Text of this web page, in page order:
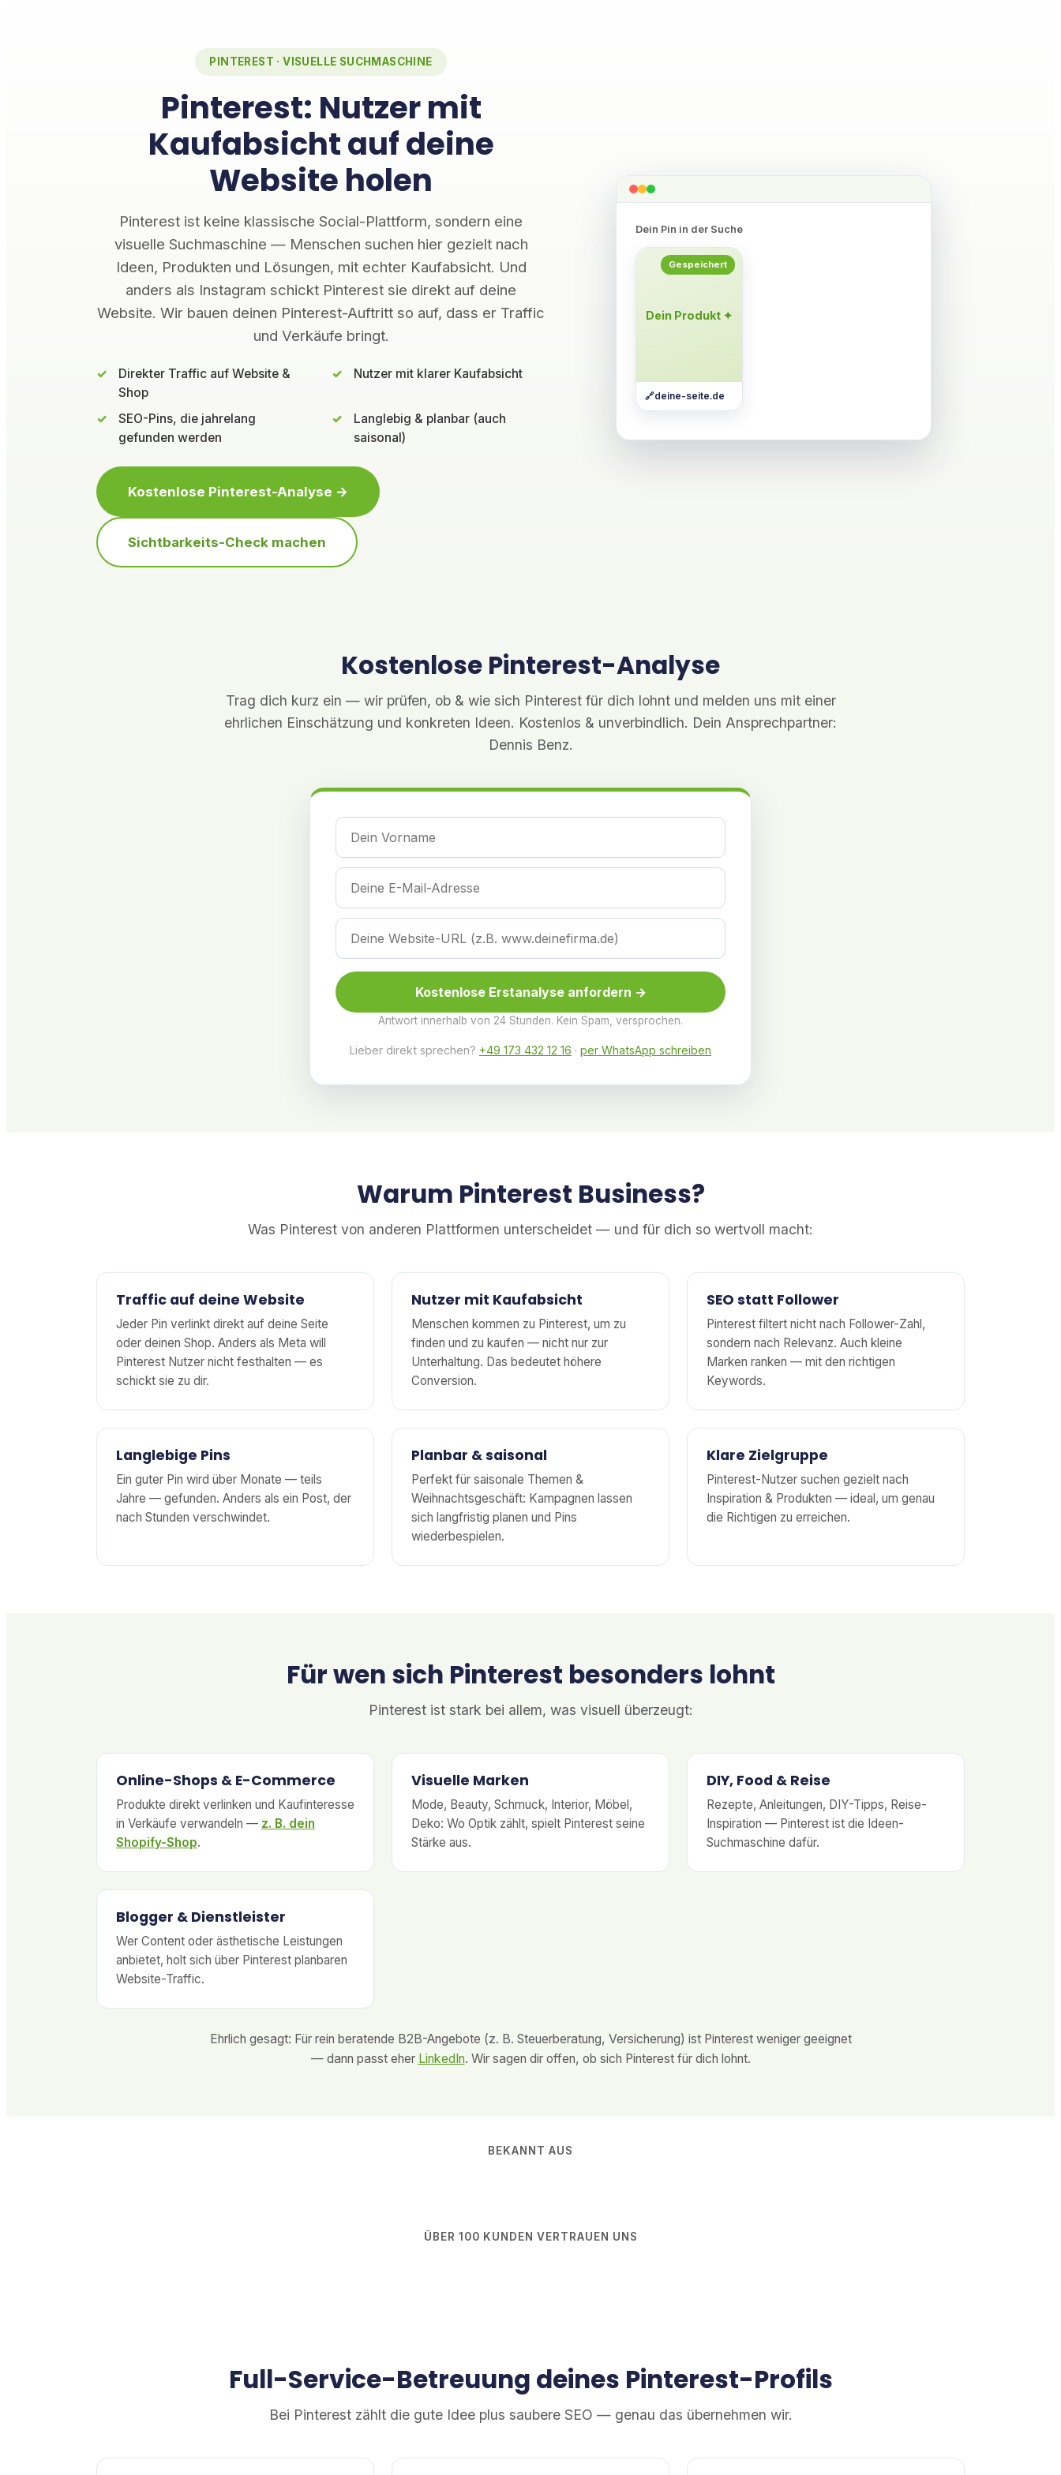
PINTEREST · VISUELLE SUCHMASCHINE
Pinterest: Nutzer mit
Kaufabsicht auf deine
Website holen
Pinterest ist keine klassische Social-Plattform, sondern eine
visuelle Suchmaschine — Menschen suchen hier gezielt nach
Ideen, Produkten und Lösungen, mit echter Kaufabsicht. Und
anders als Instagram schickt Pinterest sie direkt auf deine
Website. Wir bauen deinen Pinterest-Auftritt so auf, dass er Traffic
und Verkäufe bringt.
Direkter Traffic auf Website &
Shop
Nutzer mit klarer Kaufabsicht
SEO-Pins, die jahrelang
gefunden werden
Langlebig & planbar (auch
saisonal)
Kostenlose Pinterest-Analyse →
Sichtbarkeits-Check machen
Dein Pin in der Suche
Dein Produkt ✦
Gespeichert
deine-seite.de
Kostenlose Pinterest-Analyse
Trag dich kurz ein — wir prüfen, ob & wie sich Pinterest für dich lohnt und melden uns mit einer
ehrlichen Einschätzung und konkreten Ideen. Kostenlos & unverbindlich. Dein Ansprechpartner:
Dennis Benz.
Kostenlose Erstanalyse anfordern →
Antwort innerhalb von 24 Stunden. Kein Spam, versprochen.
Lieber direkt sprechen? +49 173 432 12 16 · per WhatsApp schreiben
Warum Pinterest Business?
Was Pinterest von anderen Plattformen unterscheidet — und für dich so wertvoll macht:
Traffic auf deine Website
Jeder Pin verlinkt direkt auf deine Seite
oder deinen Shop. Anders als Meta will
Pinterest Nutzer nicht festhalten — es
schickt sie zu dir.
Nutzer mit Kaufabsicht
Menschen kommen zu Pinterest, um zu
finden und zu kaufen — nicht nur zur
Unterhaltung. Das bedeutet höhere
Conversion.
SEO statt Follower
Pinterest filtert nicht nach Follower-Zahl,
sondern nach Relevanz. Auch kleine
Marken ranken — mit den richtigen
Keywords.
Langlebige Pins
Ein guter Pin wird über Monate — teils
Jahre — gefunden. Anders als ein Post, der
nach Stunden verschwindet.
Planbar & saisonal
Perfekt für saisonale Themen &
Weihnachtsgeschäft: Kampagnen lassen
sich langfristig planen und Pins
wiederbespielen.
Klare Zielgruppe
Pinterest-Nutzer suchen gezielt nach
Inspiration & Produkten — ideal, um genau
die Richtigen zu erreichen.
Für wen sich Pinterest besonders lohnt
Pinterest ist stark bei allem, was visuell überzeugt:
Online-Shops & E-Commerce
Produkte direkt verlinken und Kaufinteresse
in Verkäufe verwandeln — z. B. dein
Shopify-Shop.
Visuelle Marken
Mode, Beauty, Schmuck, Interior, Möbel,
Deko: Wo Optik zählt, spielt Pinterest seine
Stärke aus.
DIY, Food & Reise
Rezepte, Anleitungen, DIY-Tipps, Reise-
Inspiration — Pinterest ist die Ideen-
Suchmaschine dafür.
Blogger & Dienstleister
Wer Content oder ästhetische Leistungen
anbietet, holt sich über Pinterest planbaren
Website-Traffic.
Ehrlich gesagt: Für rein beratende B2B-Angebote (z. B. Steuerberatung, Versicherung) ist Pinterest weniger geeignet
— dann passt eher LinkedIn. Wir sagen dir offen, ob sich Pinterest für dich lohnt.
BEKANNT AUS
ÜBER 100 KUNDEN VERTRAUEN UNS
Full-Service-Betreuung deines Pinterest-Profils
Bei Pinterest zählt die gute Idee plus saubere SEO — genau das übernehmen wir.